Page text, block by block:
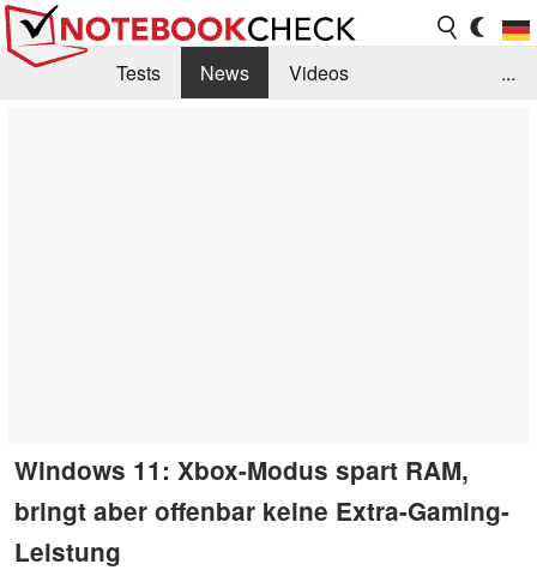
Tests News
Videos
...
Windows 11: Xbox-Modus spart RAM,
bringt aber offenbar keine Extra-Gaming-
Leistung